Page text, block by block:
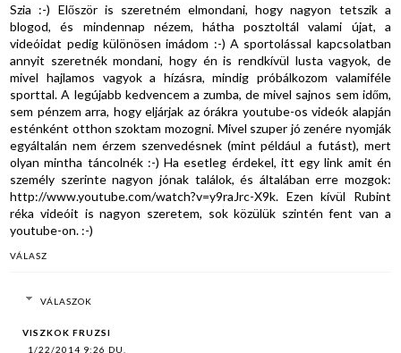
Szia :-) Először is szeretném elmondani, hogy nagyon tetszik a
blogod, és mindennap nézem, hátha posztoltál valami újat, a
videóidat pedig különösen imádom :-) A sportolással kapcsolatban
annyit szeretnék mondani, hogy én is rendkívül lusta vagyok, de
mivel hajlamos vagyok a hízásra, mindig próbálkozom valamiféle
sporttal. A legújabb kedvencem a zumba, de mivel sajnos sem időm,
sem pénzem arra, hogy eljárjak az órákra youtube-os videók alapján
esténként otthon szoktam mozogni. Mivel szuper jó zenére nyomják
egyáltalán nem érzem szenvedésnek (mint például a futást), mert
olyan mintha táncolnék :-) Ha esetleg érdekel, itt egy link amit én
személy szerinte nagyon jónak találok, és általában erre mozgok:
http://www.youtube.com/watch?v=y9raJrc-X9k. Ezen kívül Rubint
réka videóit is nagyon szeretem, sok közülük szintén fent van a
youtube-on. :-)
VÁLASZ
VÁLASZOK
VISZKOK FRUZSI
1/22/2014 9:26 DU.